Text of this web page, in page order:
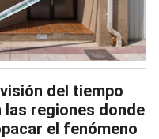
del tiempo
las regiones donde
el fenómeno